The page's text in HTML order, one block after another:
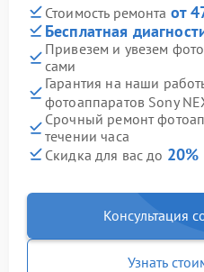
Стоимость ремонта от
Бесплатная
Привезем и увезем
сами
Гарантия на наши
фотоаппаратов Sony
Срочный ремонт
течении часа
Скидка для вас до 20%
Консультация
Узнать